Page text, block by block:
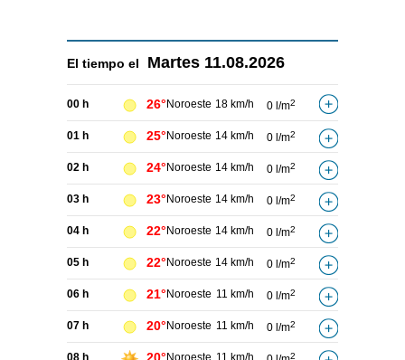
El tiempo el Martes 11.08.2026
00 h 26° Noroeste 18 km/h 0 l/m2
01 h 25° Noroeste 14 km/h 0 l/m2
02 h 24° Noroeste 14 km/h 0 l/m2
03 h 23° Noroeste 14 km/h 0 l/m2
04 h 22° Noroeste 14 km/h 0 l/m2
05 h 22° Noroeste 14 km/h 0 l/m2
06 h 21° Noroeste 11 km/h 0 l/m2
07 h 20° Noroeste 11 km/h 0 l/m2
2